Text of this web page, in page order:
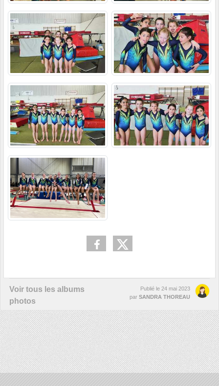
Voir tous les albums
photos
Publié le 24 mai 2023
par SANDRA THOREAU